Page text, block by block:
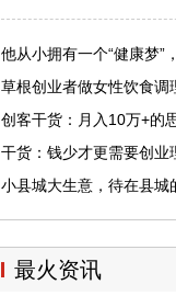
他从小拥有一个“健康梦”
真，成功创业！
草根创业者做女性饮食调
投资
创客干货：月入10万+的
干货：钱少才更需要创业
晚！
小县城大生意，待在县城
业？哪些生意适合县城？
最火资讯